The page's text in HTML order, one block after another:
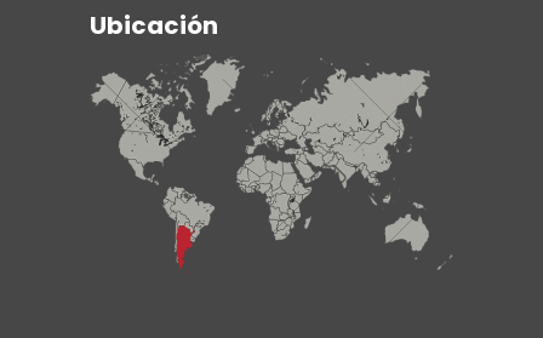
Ubicación